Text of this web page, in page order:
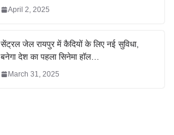
April 2, 2025
सेंट्रल जेल रायपुर में कैदियों के लिए नई सुविधा,
बनेगा देश का पहला सिनेमा हॉल…
March 31, 2025